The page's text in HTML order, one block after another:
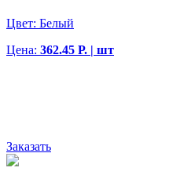
Цвет: Белый
Цена: 362.45 Р. | шт
Заказать